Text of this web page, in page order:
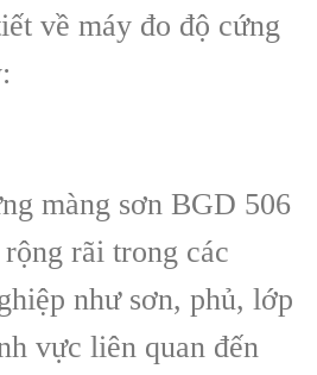
về máy đo độ cứng
màng sơn BGD 506
rãi trong các
như sơn, phủ, lớp
vực liên quan đến